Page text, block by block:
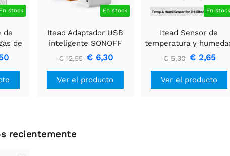
En stock
de
de
En stock
Itead Adaptador USB
inteligente SONOFF
Micro Zigbee
€ 12,55 € 6,30
Ver el producto
En
Itead Sensor de
temperatura y
SONOFF THS01 con
conector RJ9
€ 5,30 € 2,65
Ver el producto
recientemente